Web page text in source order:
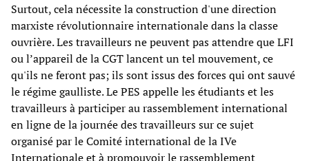
Surtout, cela nécessite la construction d'une direction
marxiste révolutionnaire internationale dans la classe
ouvrière. Les travailleurs ne peuvent pas attendre que LFI
ou l’appareil de la CGT lancent un tel mouvement, ce
qu'ils ne feront pas; ils sont issus des forces qui ont sauvé
le régime gaulliste. Le PES appelle les étudiants et les
travailleurs à participer au rassemblement international
en ligne de la journée des travailleurs sur ce sujet
organisé par le Comité international de la IVe
Internationale et à promouvoir le rassemblement